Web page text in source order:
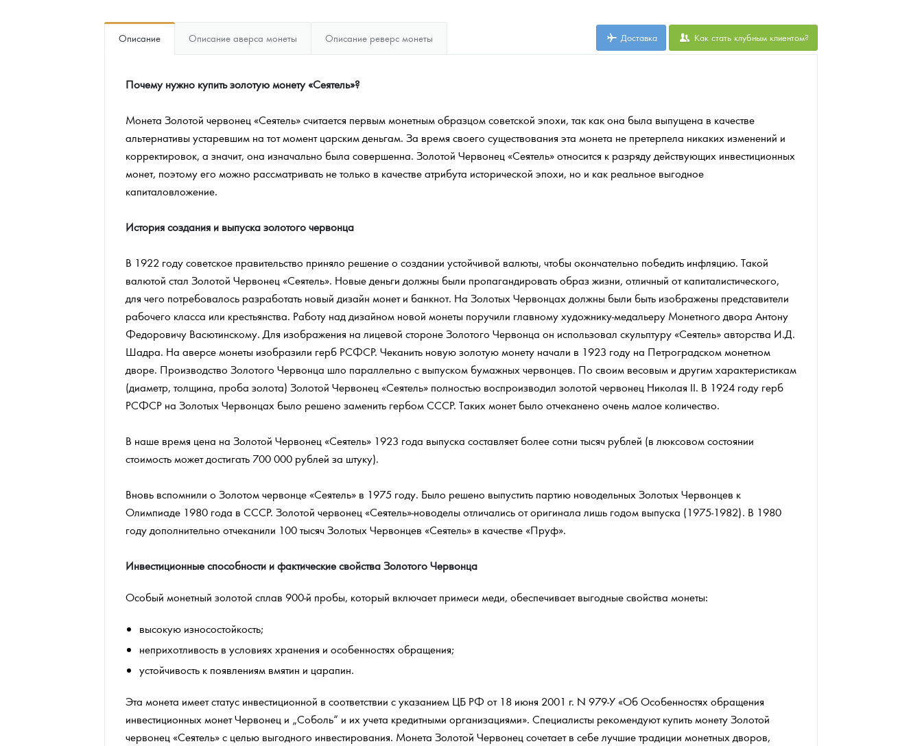
Наборы подарочных и коллекционных монет
Монеты и жетоны из недрагоценных металлов
Книги по нумизматике
Описание Описание аверса монеты Описание реверс монеты Доставка Как стать клубным клиентом?
Почему нужно купить золотую монету «Сеятель»?
Монета Золотой червонец «Сеятель» считается первым монетным образцом советской эпохи, так как она была выпущена в качестве
альтернативы устаревшим на тот момент царским деньгам. За время своего существования эта монета не претерпела никаких изменений и
корректировок, а значит, она изначально была совершенна. Золотой Червонец «Сеятель» относится к разряду действующих инвестиционных
монет, поэтому его можно рассматривать не только в качестве атрибута исторической эпохи, но и как реальное выгодное
капиталовложение.
История создания и выпуска золотого червонца
В 1922 году советское правительство приняло решение о создании устойчивой валюты, чтобы окончательно победить инфляцию. Такой
валютой стал Золотой Червонец «Сеятель». Новые деньги должны были пропагандировать образ жизни, отличный от капиталистического,
для чего потребовалось разработать новый дизайн монет и банкнот. На Золотых Червонцах должны были быть изображены представители
рабочего класса или крестьянства. Работу над дизайном новой монеты поручили главному художнику-медальеру Монетного двора Антону
Федоровичу Васютинскому. Для изображения на лицевой стороне Золотого Червонца он использовал скульптуру «Сеятель» авторства И.Д.
Шадра. На аверсе монеты изобразили герб РСФСР. Чеканить новую золотую монету начали в 1923 году на Петроградском монетном
дворе. Производство Золотого Червонца шло параллельно с выпуском бумажных червонцев. По своим весовым и другим характеристикам
(диаметр, толщина, проба золота) Золотой Червонец «Сеятель» полностью воспроизводил золотой червонец Николая II. В 1924 году герб
РСФСР на Золотых Червонцах было решено заменить гербом СССР. Таких монет было отчеканено очень малое количество.
В наше время цена на Золотой Червонец «Сеятель» 1923 года выпуска составляет более сотни тысяч рублей (в люксовом состоянии
стоимость может достигать 700 000 рублей за штуку).
Вновь вспомнили о Золотом червонце «Сеятель» в 1975 году. Было решено выпустить партию новодельных Золотых Червонцев к
Олимпиаде 1980 года в СССР. Золотой червонец «Сеятель»-новоделы отличались от оригинала лишь годом выпуска (1975-1982). В 1980
году дополнительно отчеканили 100 тысяч Золотых Червонцев «Сеятель» в качестве «Пруф».
Инвестиционные способности и фактические свойства Золотого Червонца
Особый монетный золотой сплав 900-й пробы, который включает примеси меди, обеспечивает выгодные свойства монеты:
высокую износостойкость;
неприхотливость в условиях хранения и особенностях обращения;
устойчивость к появлениям вмятин и царапин.
Эта монета имеет статус инвестиционной в соответствии с указанием ЦБ РФ от 18 июня 2001 г. N 979-У «Об Особенностях обращения
инвестиционных монет Червонец и „Соболь“ и их учета кредитными организациями». Специалисты рекомендуют купить монету Золотой
червонец «Сеятель» с целью выгодного инвестирования. Монета Золотой Червонец сочетает в себе лучшие традиции монетных дворов,